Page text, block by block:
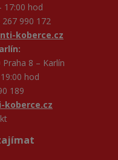
17:00 hod
990 172
koberce.cz
8 – Karlín
hod
189
koberce.cz